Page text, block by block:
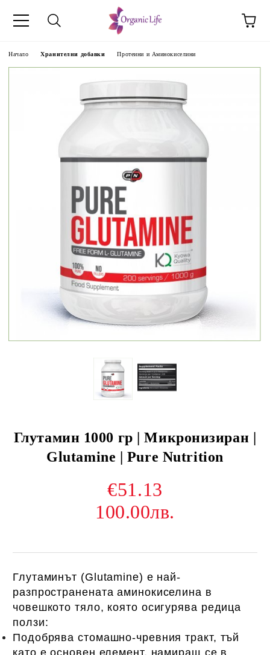
Начало Хранителни добавки Протеини и Аминокиселини
Глутамин 1000 гр | Микронизиран |
Glutamine | Pure Nutrition
€51.13
100.00лв.
Глутаминът (Glutamine) е най-
разпространената аминокиселина в
човешкото тяло, която осигурява редица
ползи:
Подобрява стомашно-чревния тракт, тъй
като е основен елемент, намиращ се в